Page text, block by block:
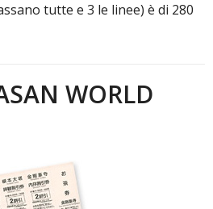
tutte e 3 le linee) è di 280
WORLD